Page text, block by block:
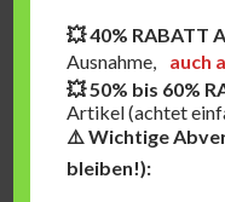
💥 40% RABATT
Ausnahme,
auch
💥 50% bis 60%
Artikel (achtet
⚠️ Wichtige
bleiben!):